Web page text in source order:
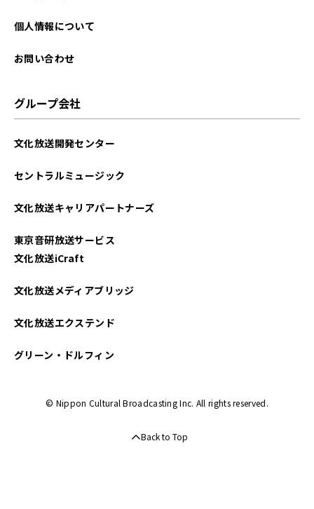
2025年07月
2025年04月
2024年11月
2024年10月
2024年09月
個人情報について
お問い合わせ
グループ会社
文化放送開発センター
セントラルミュージック
文化放送キャリアパートナーズ
東京音研放送サービス
文化放送iCraft
文化放送メディアブリッジ
文化放送エクステンド
グリーン・ドルフィン
© Nippon Cultural Broadcasting Inc. All rights reserved.
Back to Top